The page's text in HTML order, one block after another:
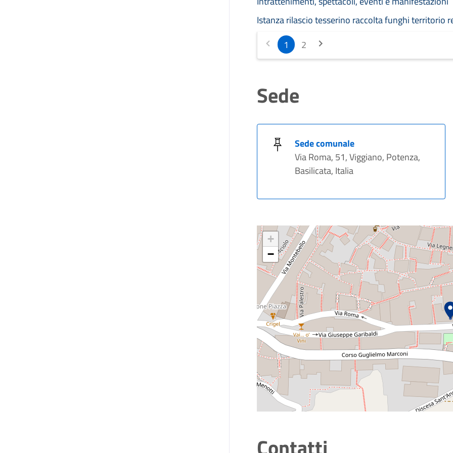
Istanza rilascio tesserino raccolta funghi territorio
1
2
Sede
Sede comunale
Via Roma, 51, Viggiano, Potenza,
Basilicata, Italia
+
−